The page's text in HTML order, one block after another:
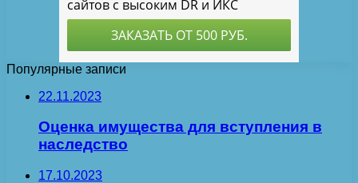
Популярные записи
22.11.2023
Оценка имущества для вступления в
наследство
17.10.2023